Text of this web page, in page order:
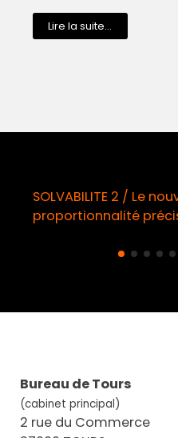
Lire la suite...
2 / Le nouveau régime de
précisé par l’ACPR
Bureau de Tours
(cabinet principal)
2 rue du Commerce